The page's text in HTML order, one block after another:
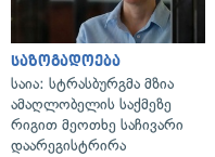
საზოგადოება
საია: სტრასბურგმა მზია
ამაღლობელის საქმეზე
რიგით მეოთხე საჩივარი
დაარეგისტრირა